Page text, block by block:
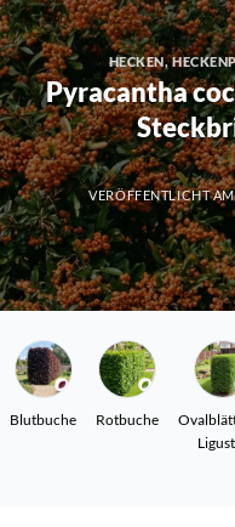
HECKEN,
Pyracantha
VERÖFFENTLICHT
Blutbuche Rotbuche